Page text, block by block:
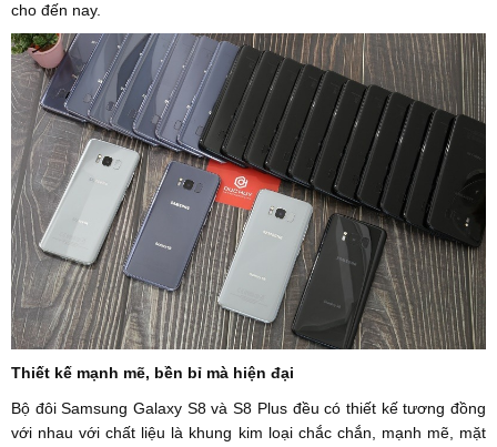
cho đến nay.
Thiết kế mạnh mẽ, bền bỉ mà hiện đại
Bộ đôi Samsung Galaxy S8 và S8 Plus đều có thiết kế tương đồng
với nhau với chất liệu là khung kim loại chắc chắn, mạnh mẽ, mặt